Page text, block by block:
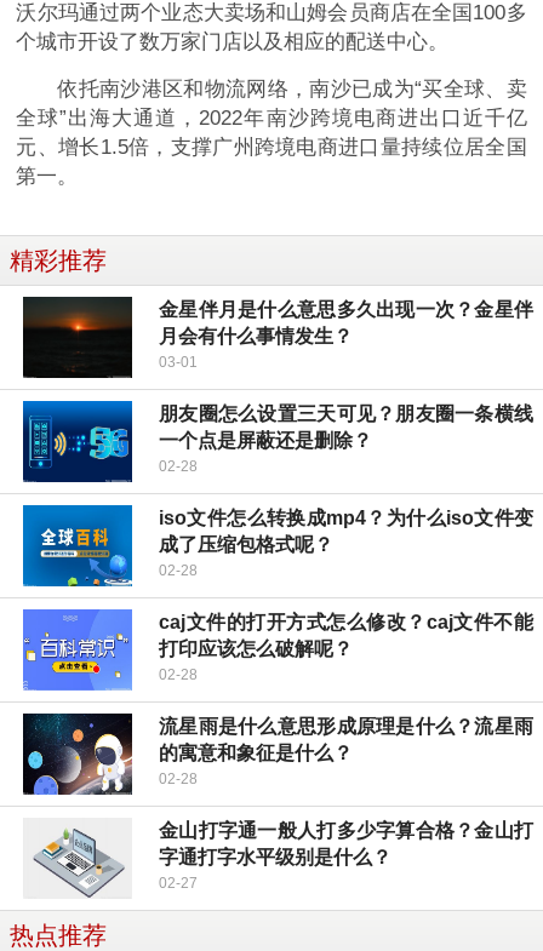
沃尔玛通过两个业态大卖场和山姆会员商店在全国100多
个城市开设了数万家门店以及相应的配送中心。
依托南沙港区和物流网络，南沙已成为“买全球、卖
全球”出海大通道，2022年南沙跨境电商进出口近千亿
元、增长1.5倍，支撑广州跨境电商进口量持续位居全国
第一。
精彩推荐
金星伴月是什么意思多久出现一次？金星伴
月会有什么事情发生？
03-01
朋友圈怎么设置三天可见？朋友圈一条横线
一个点是屏蔽还是删除？
02-28
iso文件怎么转换成mp4？为什么iso文件变
成了压缩包格式呢？
02-28
caj文件的打开方式怎么修改？caj文件不能
打印应该怎么破解呢？
02-28
流星雨是什么意思形成原理是什么？流星雨
的寓意和象征是什么？
02-28
金山打字通一般人打多少字算合格？金山打
字通打字水平级别是什么？
02-27
热点推荐